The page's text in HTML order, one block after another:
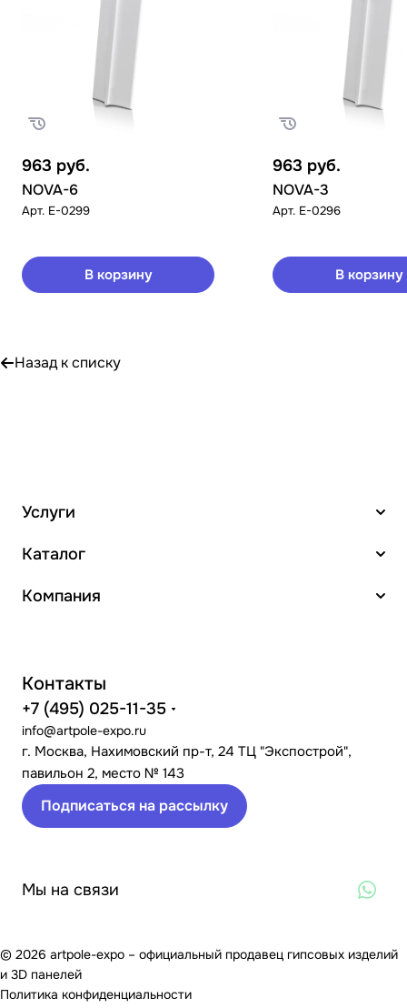
963 руб.
NOVA-6
Арт. E-0299
В корзину
963 руб.
NOVA-3
Арт. E-0296
В корзину
Назад к списку
Услуги
Каталог
Компания
Контакты
+7 (495) 025-11-35
info@artpole-expo.ru
г. Москва, Нахимовский пр-т, 24 ТЦ "Экспострой",
павильон 2, место № 143
Подписаться на рассылку
Мы на связи
© 2026 artpole-expo – официальный продавец гипсовых изделий
и 3D панелей
Политика конфиденциальности